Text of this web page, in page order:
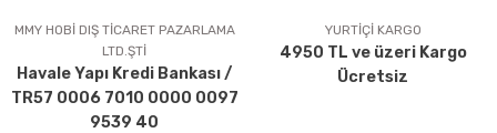
Ürün açıklamasında eksik bilgiler bulunuyor.
Ürün bilgilerinde hatalar bulunuyor.
Ürün fiyatı diğer sitelerden daha pahalı.
Bu ürüne benzer farklı alternatifler olmalı.
MMY HOBİ DIŞ TİCARET PAZARLAMA
LTD.ŞTİ
Havale Yapı Kredi Bankası /
TR57 0006 7010 0000 0097
9539 40
YURTİÇİ KARGO
4950 TL ve üzeri Kargo
Ücretsiz